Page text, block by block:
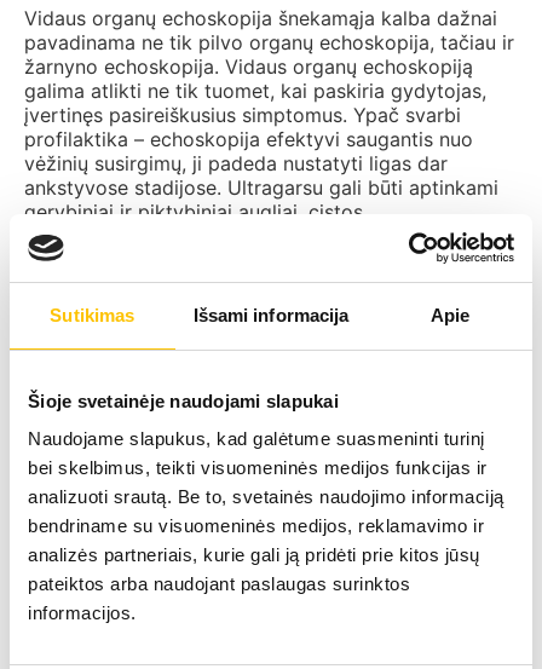
Sutikimas Išsami informacija Apie
Šioje svetainėje naudojami slapukai
Naudojame slapukus, kad galėtume suasmeninti turinį
bei skelbimus, teikti visuomeninės medijos funkcijas ir
analizuoti srautą. Be to, svetainės naudojimo informaciją
bendriname su visuomeninės medijos, reklamavimo ir
analizės partneriais, kurie gali ją pridėti prie kitos jūsų
pateiktos arba naudojant paslaugas surinktos
informacijos.
Vidaus organų echoskopija šnekamąja kalba dažnai
pavadinama ne tik pilvo organų echoskopija, tačiau ir
žarnyno echoskopija. Vidaus organų echoskopiją
galima atlikti ne tik tuomet, kai paskiria gydytojas,
įvertinęs pasireiškusius simptomus. Ypač svarbi
profilaktika – echoskopija efektyvi saugantis nuo
vėžinių susirgimų, ji padeda nustatyti ligas dar
ankstyvose stadijose. Ultragarsu gali būti aptinkami
gerybiniai ir piktybiniai augliai, cistos.
Echoskopija – nekenksminga, neturinti jokio
šalutinio poveikio.
Greitai atliekama, o rezultatai pateikiami iš
Visiškai neskausminga.
Tyrimo metu gaunami duomenys ypač tikslūs.
Vidaus organų echoskopija: kaip pasiruošti